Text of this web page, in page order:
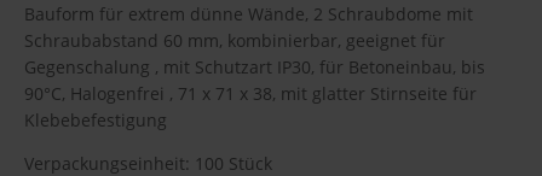
Bauform für extrem dünne Wände, 2 Schraubdome mit
Schraubabstand 60 mm, kombinierbar, geeignet für
Gegenschalung , mit Schutzart IP30, für Betoneinbau, bis
90°C, Halogenfrei , 71 x 71 x 38, mit glatter Stirnseite für
Klebebefestigung
Verpackungseinheit: 100 Stück